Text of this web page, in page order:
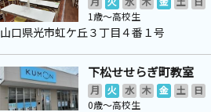
1歳～高校生
山口県光市虹ケ丘３丁目４番１号
下松せせらぎ町教室
月 火 水 木 金 土
日
0歳～高校生